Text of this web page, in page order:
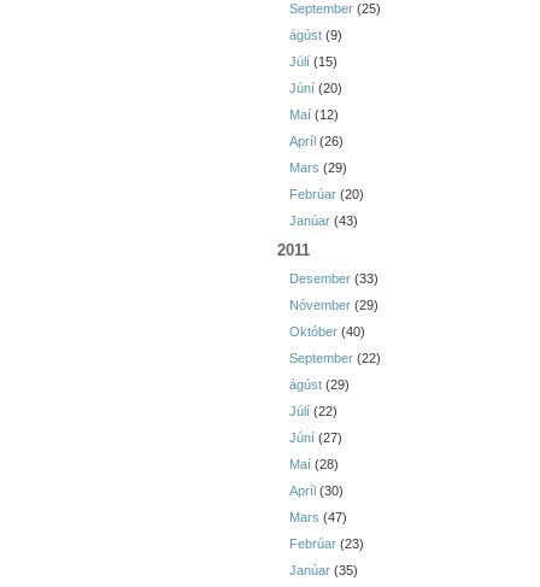
September (25)
ágúst (9)
Júlí (15)
Júní (20)
Maí (12)
Apríl (26)
Mars (29)
Febrúar (20)
Janúar (43)
2011
Desember (33)
Nóvember (29)
Október (40)
September (22)
ágúst (29)
Júlí (22)
Júní (27)
Maí (28)
Apríl (30)
Mars (47)
Febrúar (23)
Janúar (35)